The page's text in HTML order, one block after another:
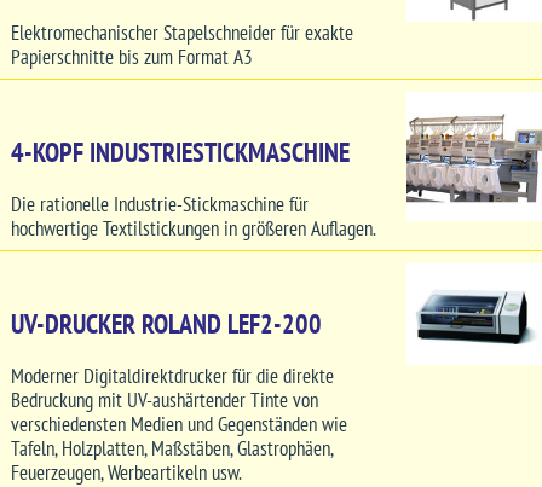
Elektromechanischer Stapelschneider für exakte
Papierschnitte bis zum Format A3
4-KOPF INDUSTRIESTICKMASCHINE
Die rationelle Industrie-Stickmaschine für
hochwertige Textilstickungen in größeren Auflagen.
UV-DRUCKER ROLAND LEF2-200
Moderner Digitaldirektdrucker für die direkte
Bedruckung mit UV-aushärtender Tinte von
verschiedensten Medien und Gegenständen wie
Tafeln, Holzplatten, Maßstäben, Glastrophäen,
Feuerzeugen, Werbeartikeln usw.